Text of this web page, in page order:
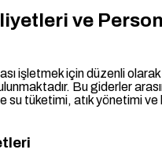
ve
işletmek için düzenli olarak
Bu giderler
su tüketimi, atık yönetimi ve